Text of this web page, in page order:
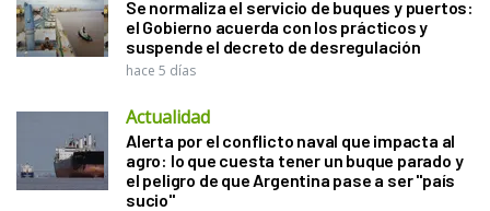
Se normaliza el servicio de buques y puertos:
el Gobierno acuerda con los prácticos y
suspende el decreto de desregulación
hace 5 días
Actualidad
Alerta por el conflicto naval que impacta al
agro: lo que cuesta tener un buque parado y
el peligro de que Argentina pase a ser "país
sucio"